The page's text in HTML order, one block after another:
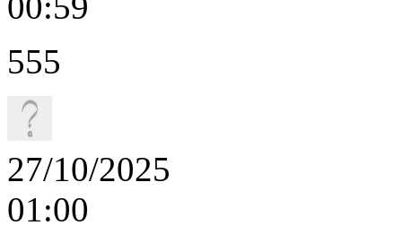
555
27/10/2025
01:00